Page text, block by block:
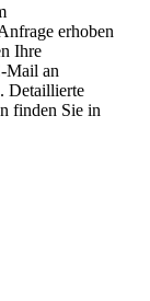
erhoben
Ihre
Mail an
Detaillierte
finden Sie in